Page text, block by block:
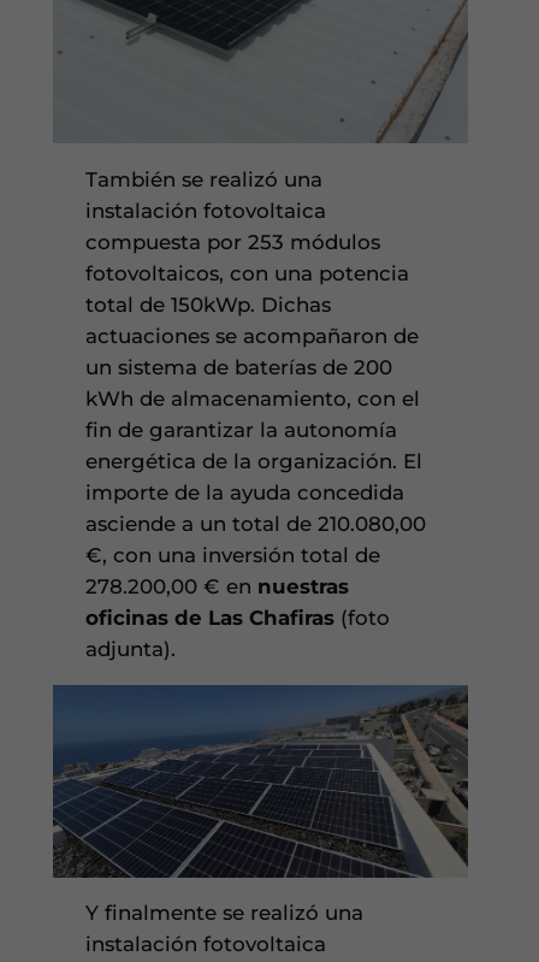
También se realizó una
instalación fotovoltaica
compuesta por 253 módulos
fotovoltaicos, con una potencia
total de 150kWp. Dichas
actuaciones se acompañaron de
un sistema de baterías de 200
kWh de almacenamiento, con el
fin de garantizar la autonomía
energética de la organización. El
importe de la ayuda concedida
asciende a un total de 210.080,00
€, con una inversión total de
278.200,00 € en nuestras
oficinas de Las Chafiras (foto
adjunta).
Y finalmente se realizó una
instalación fotovoltaica